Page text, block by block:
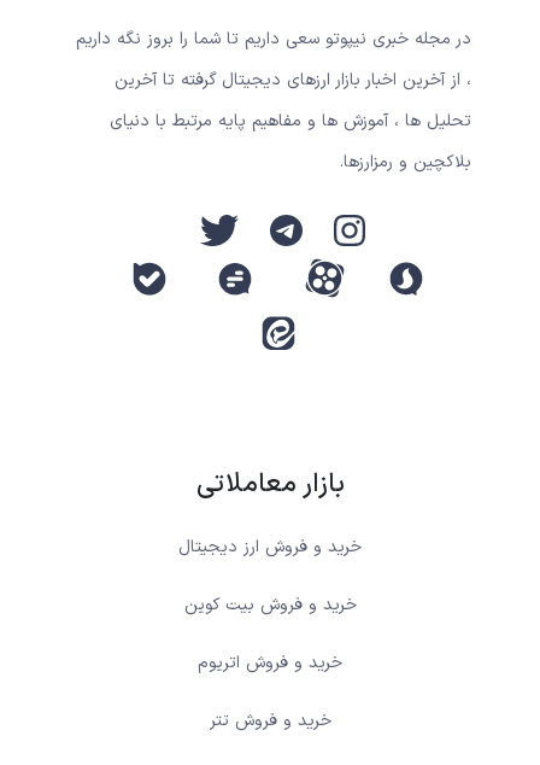
در مجله خبری نیپوتو سعی داریم تا شما را بروز نگه داریم
، از آخرین اخبار بازار ارزهای دیجیتال گرفته تا آخرین
تحلیل ها ، آموزش ها و مفاهیم پایه مرتبط با دنیای
بلاکچین و رمزارزها.
بازار معاملاتی
خرید و فروش ارز دیجیتال
خرید و فروش بیت کوین
خرید و فروش اتریوم
خرید و فروش تتر